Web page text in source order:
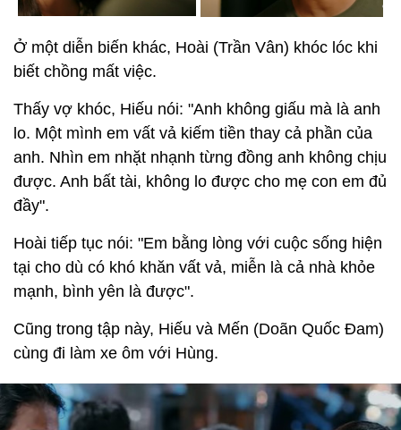
Ở một diễn biến khác, Hoài (Trần Vân) khóc lóc khi
biết chồng mất việc.
Thấy vợ khóc, Hiếu nói: "Anh không giấu mà là anh
lo. Một mình em vất vả kiếm tiền thay cả phần của
anh. Nhìn em nhặt nhạnh từng đồng anh không chịu
được. Anh bất tài, không lo được cho mẹ con em đủ
đầy".
Hoài tiếp tục nói: "Em bằng lòng với cuộc sống hiện
tại cho dù có khó khăn vất vả, miễn là cả nhà khỏe
mạnh, bình yên là được".
Cũng trong tập này, Hiếu và Mến (Doãn Quốc Đam)
cùng đi làm xe ôm với Hùng.